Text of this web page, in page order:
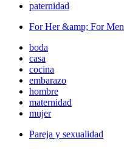
paternidad
For Her &amp; For Men
boda
casa
cocina
embarazo
hombre
maternidad
mujer
Pareja y sexualidad